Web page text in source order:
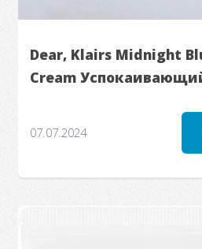
Dear, Klairs Midnight
Cream
07.07.2024